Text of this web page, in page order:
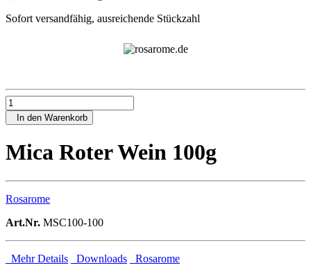
Sofort versandfähig, ausreichende Stückzahl
In den Warenkorb
Mica Roter Wein 100g
Rosarome
Art.Nr. MSC100-100
Mehr Details Downloads Rosarome